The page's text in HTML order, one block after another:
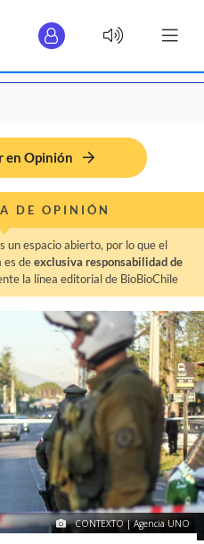
en Opinión
DE OPINIÓN
un espacio abierto, por lo que el
es deexclusiva responsabilidad de
la línea editorial de BioBioChile
CONTEXTO | Agencia UNO